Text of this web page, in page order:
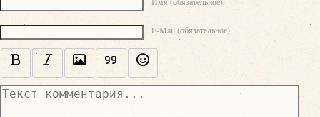
E-Mail (обязательное)